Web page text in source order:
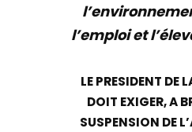
l’emploi et
LE PRESIDENT DE
DOIT EXIGER, A
SUSPENSION DE